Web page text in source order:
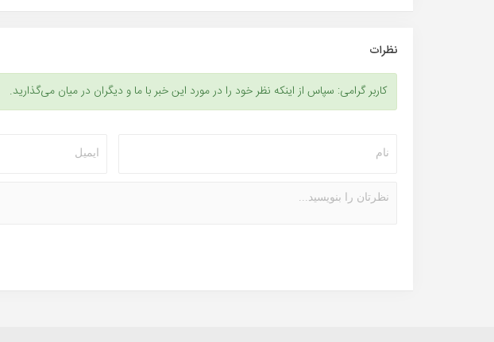
نظرات
کاربر گرامی: سپاس از اینکه نظر خود را در مورد این خبر با ما و دیگران در میان می‌گذارید.